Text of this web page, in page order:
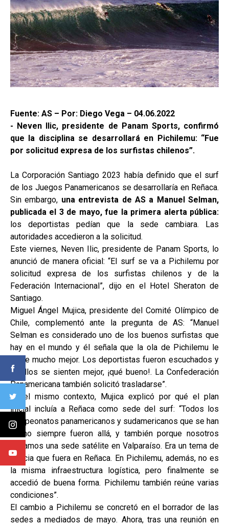
Fuente: AS – Por: Diego Vega – 04.06.2022
- Neven Ilic, presidente de Panam Sports, confirmó
que la disciplina se desarrollará en Pichilemu: “Fue
por solicitud expresa de los surfistas chilenos”.
La Corporación Santiago 2023 había definido que el surf
de los Juegos Panamericanos se desarrollaría en Reñaca.
Sin embargo, una entrevista de AS a Manuel Selman,
publicada el 3 de mayo, fue la primera alerta pública:
los deportistas pedían que la sede cambiara. Las
autoridades accedieron a la solicitud.
Este viernes, Neven Ilic, presidente de Panam Sports, lo
anunció de manera oficial: “El surf se va a Pichilemu por
solicitud expresa de los surfistas chilenos y de la
Federación Internacional”, dijo en el Hotel Sheraton de
Santiago.
Miguel Ángel Mujica, presidente del Comité Olímpico de
Chile, complementó ante la pregunta de AS: “Manuel
Selman es considerado uno de los buenos surfistas que
hay en el mundo y él señala que la ola de Pichilemu le
viene mucho mejor. Los deportistas fueron escuchados y
si ellos se sienten mejor, ¡qué bueno!. La Confederación
Panamericana también solicitó trasladarse”.
En el mismo contexto, Mujica explicó por qué el plan
inicial incluía a Reñaca como sede del surf: “Todos los
campeonatos panamericanos y sudamericanos que se han
hecho siempre fueron allá, y también porque nosotros
teníamos una sede satélite en Valparaíso. Era un tema de
inercia que fuera en Reñaca. En Pichilemu, además, no es
la misma infraestructura logística, pero finalmente se
accedió de buena forma. Pichilemu también reúne varias
condiciones”.
El cambio a Pichilemu se concretó en el borrador de las
sedes a mediados de mayo. Ahora, tras una reunión en